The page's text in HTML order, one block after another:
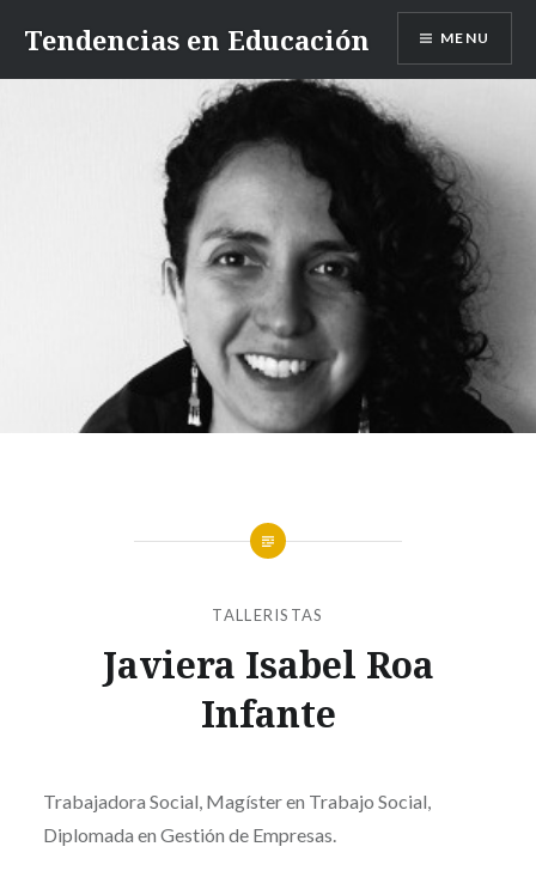
content
Tendencias en Educación MENU
TALLERISTAS
Javiera Isabel Roa
Infante
Trabajadora Social, Magíster en Trabajo Social,
Diplomada en Gestión de Empresas.